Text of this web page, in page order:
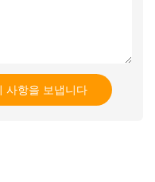
사항을 보냅니다